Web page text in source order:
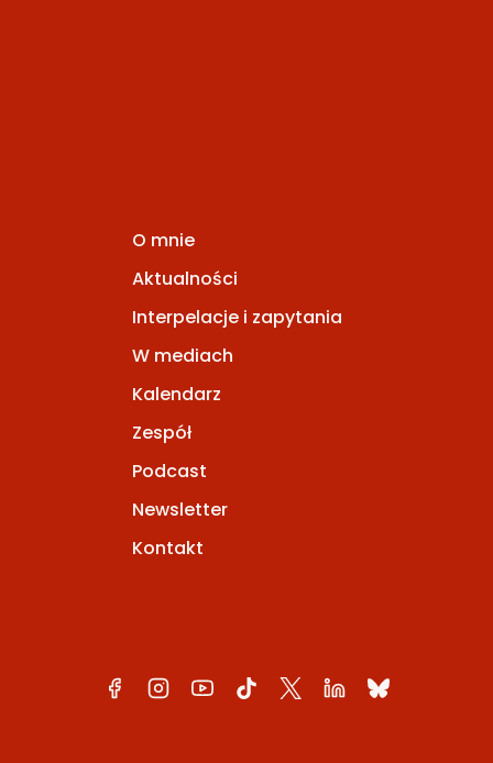
O mnie
Aktualności
Interpelacje i zapytania
W mediach
Kalendarz
Zespół
Podcast
Newsletter
Kontakt